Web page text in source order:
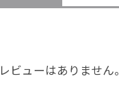
レビューはありません。